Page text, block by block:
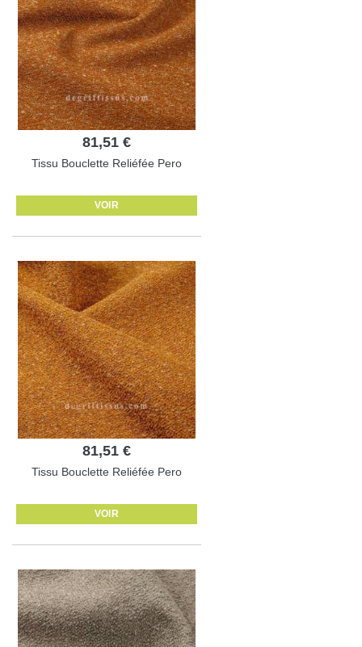
81,51 €
Tissu Bouclette Reliéfée Pero
VOIR
81,51 €
Tissu Bouclette Reliéfée Pero
VOIR